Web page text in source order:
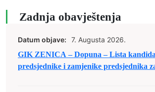
Zadnja obavještenja
Datum objave:
7. Augusta 2026.
GIK ZENICA – Dopuna – Lista
predsjednike i zamjenike predsjednika